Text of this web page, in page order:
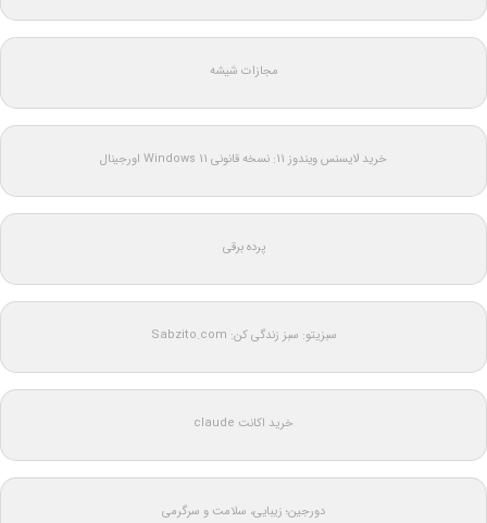
مجازات شیشه
خرید لایسنس ویندوز 11: نسخه قانونی Windows 11 اورجینال
پرده برقی
سبزیتو: سبز زندگی کن: Sabzito.com
خرید اکانت claude
دورجین؛ زیبایی، سلامت و سرگرمی